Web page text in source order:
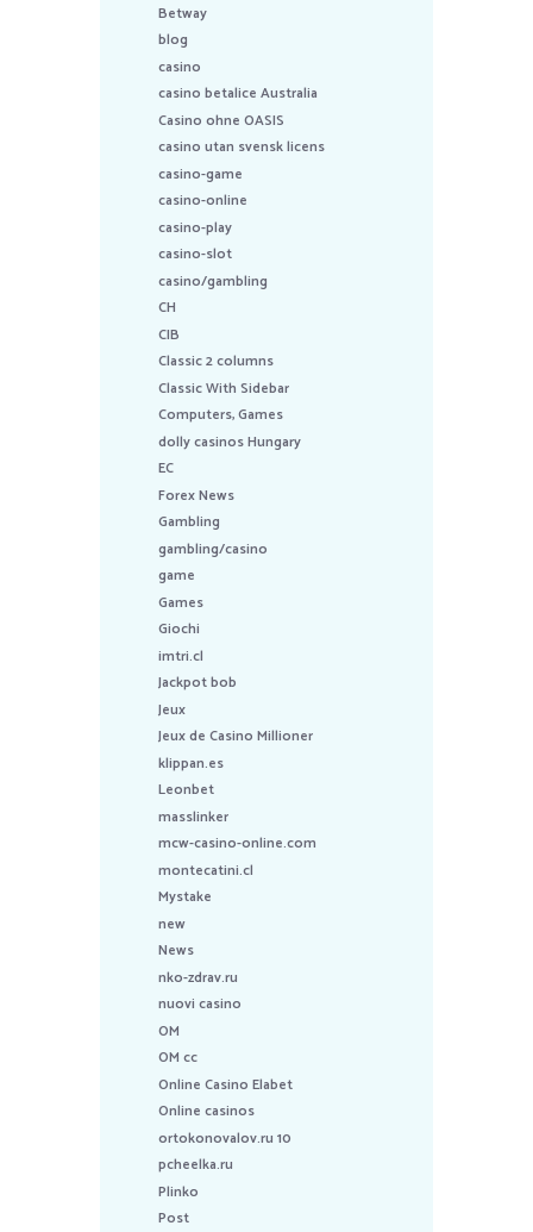
Betway
blog
casino
casino betalice Australia
Casino ohne OASIS
casino utan svensk licens
casino-game
casino-online
casino-play
casino-slot
casino/gambling
CH
CIB
Classic 2 columns
Classic With Sidebar
Computers, Games
dolly casinos Hungary
EC
Forex News
Gambling
gambling/casino
game
Games
Giochi
imtri.cl
Jackpot bob
Jeux
Jeux de Casino Millioner
klippan.es
Leonbet
masslinker
mcw-casino-online.com
montecatini.cl
Mystake
new
News
nko-zdrav.ru
nuovi casino
OM
OM cc
Online Casino Elabet
Online casinos
ortokonovalov.ru 10
pcheelka.ru
Plinko
Post